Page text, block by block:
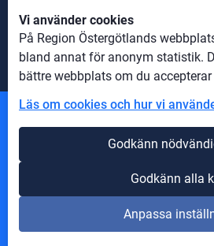
Vi använder cookies
På Region Östergötlands
bland annat för anonym statistik.
bättre webbplats om du
Läs om cookies och hur vi
Godkänn
Godkänn alla
Anpassa
Suntarbetsliv Länk till annan
Andra webbplatser
Information om cookies
Om webbplatsen